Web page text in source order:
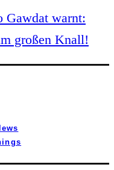
Gawdat warnt:
großen Knall!